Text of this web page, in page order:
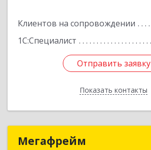
Клиентов на сопровождении
1С:Специалист
Отправить заявку
Показать контакты
Отправить заявку
Назад
Мегафрейм